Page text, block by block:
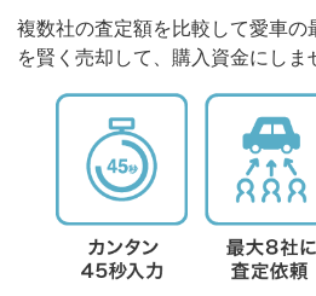
複数社の査定額を比較して愛車の
を賢く売却して、購入資金にしま